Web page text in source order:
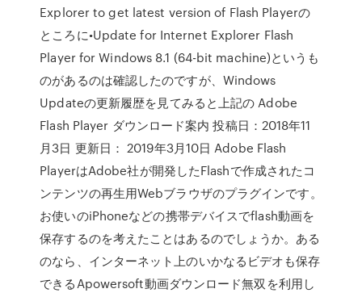
Explorer to get latest version of Flash Playerの
ところに•Update for Internet Explorer Flash
Player for Windows 8.1 (64-bit machine)というも
のがあるのは確認したのですが、Windows
Updateの更新履歴を見てみると上記の Adobe
Flash Player ダウンロード案内 投稿日：2018年11
月3日 更新日： 2019年3月10日 Adobe Flash
PlayerはAdobe社が開発したFlashで作成されたコ
ンテンツの再生用Webブラウザのプラグインです。
お使いのiPhoneなどの携帯デバイスでflash動画を
保存するのを考えたことはあるのでしょうか。ある
のなら、インターネット上のいかなるビデオも保存
できるApowersoft動画ダウンロード無双を利用し